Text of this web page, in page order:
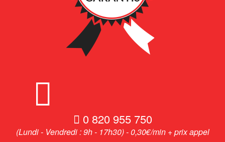
0 820 955 750
(Lundi - Vendredi : 9h - 17h30) - 0,30€/min + prix appel